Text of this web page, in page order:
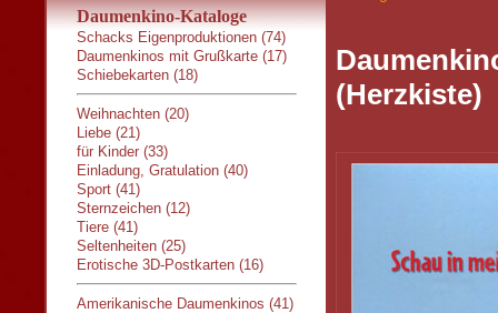
Daumenkino-Kataloge
Schacks Eigenproduktionen (74)
Daumenkinos mit Grußkarte (17)
Schiebekarten (18)
Weihnachten (20)
Liebe (21)
für Kinder (33)
Einladung, Gratulation (40)
Sport (41)
Sternzeichen (12)
Tiere (41)
Seltenheiten (25)
Erotische 3D-Postkarten (16)
Amerikanische Daumenkinos (41)
(Herzkiste)